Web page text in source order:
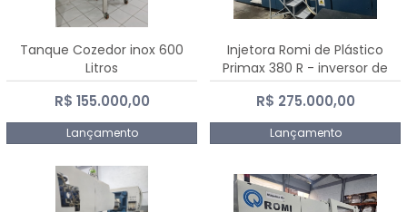
Tanque Cozedor inox 600
Litros
R$ 155.000,00
Lançamento
Injetora Romi de Plástico
Primax 380 R - inversor de
frequência NR 12 - 2008
R$ 275.000,00
Lançamento